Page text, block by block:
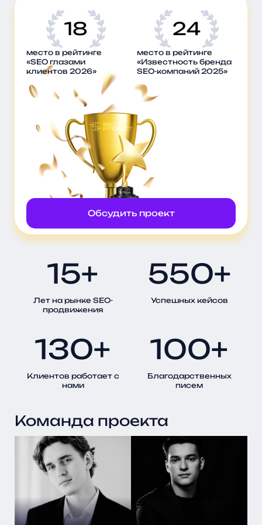
18
место в рейтинге
«SEO глазами
клиентов 2026»
24
место в рейтинге
«Известность бренда
SEO-компаний 2025»
Обсудить проект
15+
Лет на рынке SEO-
продвижения
550+
Успешных кейсов
130+
Клиентов работает с
нами
100+
Благодарственных
писем
Команда проекта